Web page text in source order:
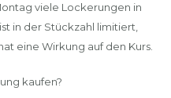
viele Lockerungen in
in der Stückzahl limitiert,
eine Wirkung auf den Kurs.
kaufen?